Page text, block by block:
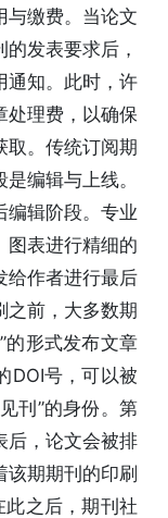
与缴费。当论文
发表要求后，
通知。此时，许
处理费，以确保
取。传统订阅期
编辑与上线。
编辑阶段。专业
图表进行精细的
给作者进行最后
之前，大多数期
的形式发布文章
DOI号，可以被
刊”的身份。第
后，论文会被排
该期期刊的印刷
此之后，期刊社